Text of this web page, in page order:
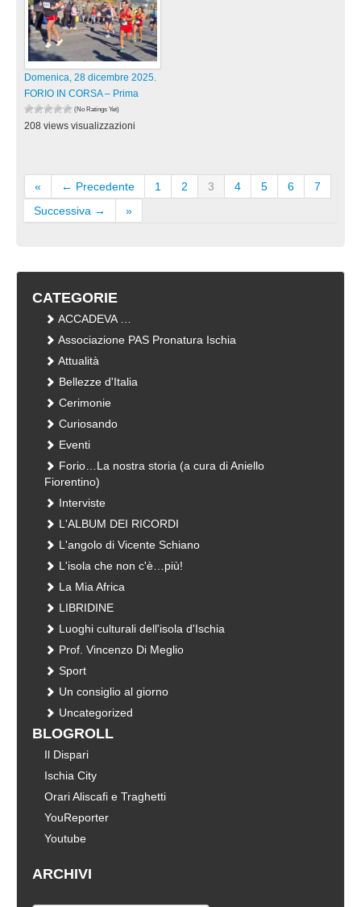
Domenica, 28 dicembre 2025.
FORIO IN CORSA – Prima
(No Ratings Yet)
208 views visualizzazioni
« ← Precedente 1 2 3 4 5 6
7
Successiva →
»
CATEGORIE
ACCADEVA …
Associazione PAS Pronatura Ischia
Attualità
Bellezze d'Italia
Cerimonie
Curiosando
Eventi
Forio…La nostra storia (a cura di Aniello
Fiorentino)
Interviste
L'ALBUM DEI RICORDI
L'angolo di Vicente Schiano
L'isola che non c'è…più!
La Mia Africa
LIBRIDINE
Luoghi culturali dell'isola d'Ischia
Prof. Vincenzo Di Meglio
Sport
Un consiglio al giorno
Uncategorized
BLOGROLL
Il Dispari
Ischia City
Orari Aliscafi e Traghetti
YouReporter
Youtube
ARCHIVI